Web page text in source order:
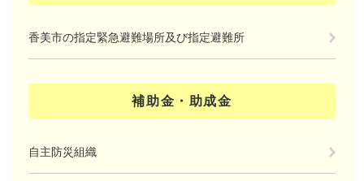
香美市の指定緊急避難場所及び指定避難所
補助金・助成金
自主防災組織